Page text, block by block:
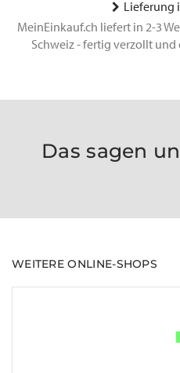
Lieferung
MeinEinkauf.ch liefert in 2-3
Schweiz - fertig verzollt
Das sagen
WEITERE ONLINE-SHOPS